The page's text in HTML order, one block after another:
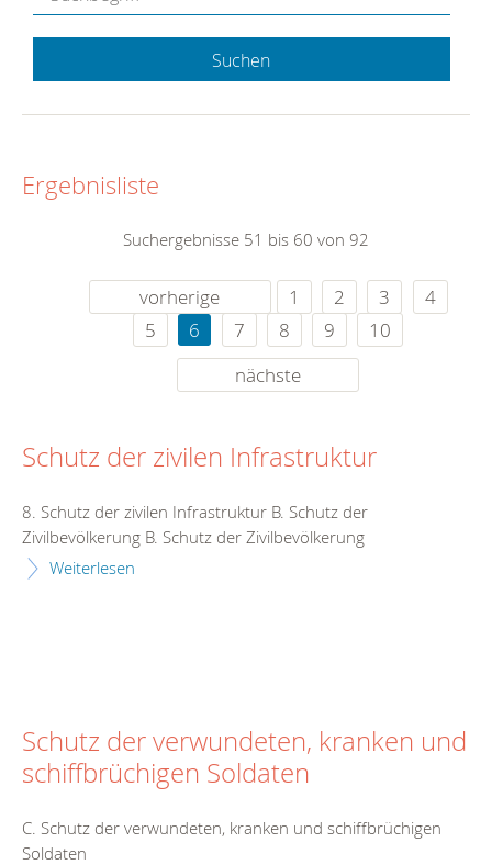
Suchen
Ergebnisliste
Suchergebnisse 51 bis 60 von 92
vorherige 1 2 3
4
5
6 7 8 9
10
nächste
Schutz der zivilen Infrastruktur
8. Schutz der zivilen Infrastruktur B. Schutz der
Zivilbevölkerung B. Schutz der Zivilbevölkerung
Weiterlesen
Schutz der verwundeten, kranken und
schiffbrüchigen Soldaten
C. Schutz der verwundeten, kranken und schiffbrüchigen
Soldaten